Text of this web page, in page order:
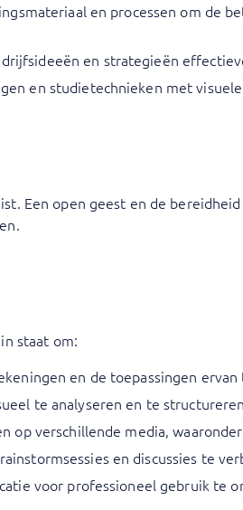
en processen om de
en strategieën
en studietechnieken met
Een open geest en de
staat om:
en de toepassingen
te analyseren en te
op verschillende media,
en discussies te
voor professioneel gebruik te